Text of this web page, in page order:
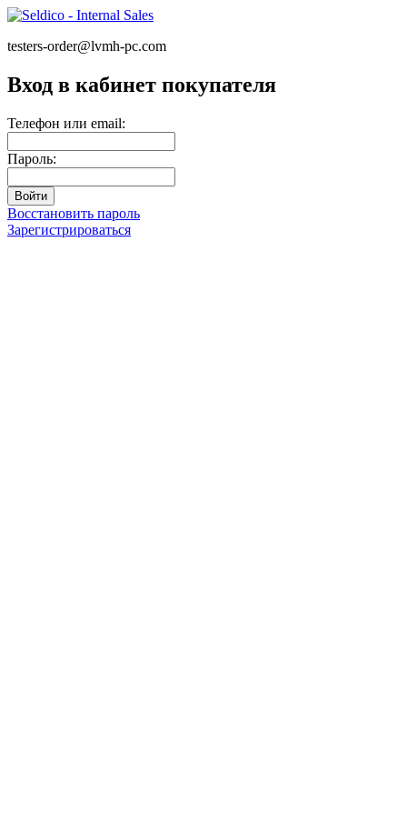
testers-order@lvmh-pc.com
Вход в кабинет покупателя
Телефон или email:
Пароль:
Восстановить пароль
Зарегистрироваться